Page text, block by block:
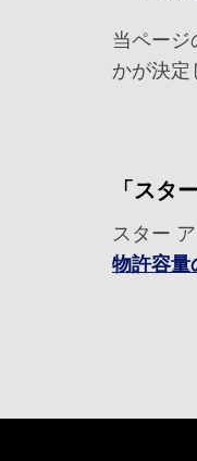
当ページ
かが決定
「スタ
スター
物許容量